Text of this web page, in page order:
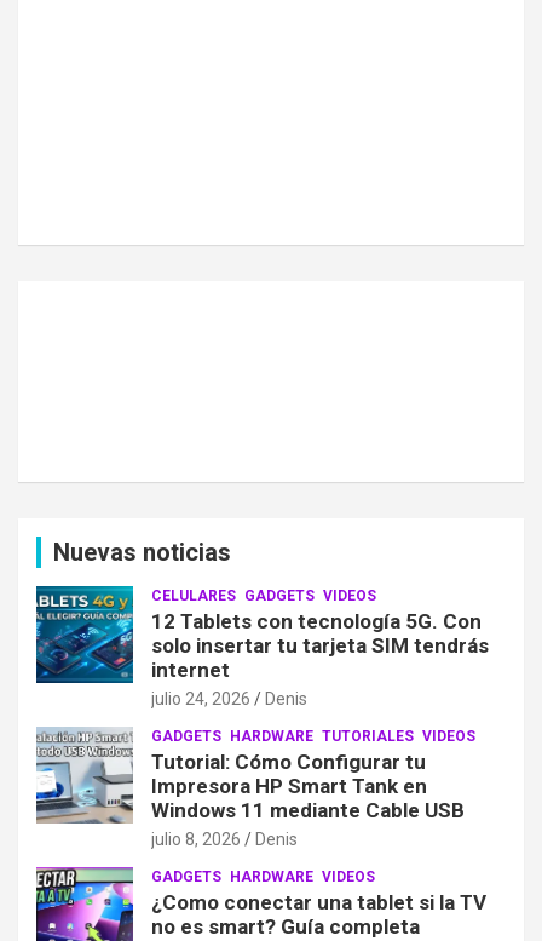
Nuevas noticias
CELULARES GADGETS VIDEOS
12 Tablets con tecnología 5G. Con
solo insertar tu tarjeta SIM tendrás
internet
julio 24, 2026 Denis
GADGETS HARDWARE TUTORIALES VIDEOS
Tutorial: Cómo Configurar tu
Impresora HP Smart Tank en
Windows 11 mediante Cable USB
julio 8, 2026 Denis
GADGETS HARDWARE VIDEOS
¿Como conectar una tablet si la TV
no es smart? Guía completa